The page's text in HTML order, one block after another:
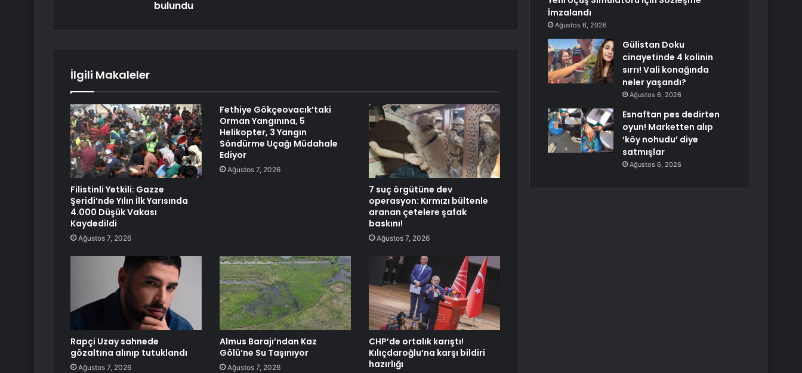
bulundu
İlgili Makaleler
Filistinli Yetkili: Gazze
Şeridi’nde Yılın İlk Yarısında
4.000 Düşük Vakası
Kaydedildi
Ağustos 7, 2026
Fethiye Gökçeovacık’taki
Orman Yangınına, 5
Helikopter, 3 Yangın
Söndürme Uçağı Müdahale
Ediyor
Ağustos 7, 2026
7 suç örgütüne dev
operasyon: Kırmızı bültenle
aranan çetelere şafak
baskını!
Ağustos 7, 2026
Rapçi Uzay sahnede
gözaltına alınıp tutuklandı
Ağustos 7, 2026
Almus Barajı’ndan Kaz
Gölü’ne Su Taşınıyor
Ağustos 7, 2026
CHP’de ortalık karıştı!
Kılıçdaroğlu’na karşı bildiri
hazırlığı
İmzalandı
Ağustos 6, 2026
Gülistan Doku
cinayetinde 4 kolinin
sırrı! Vali konağında
neler yaşandı?
Ağustos 6, 2026
Esnaftan pes dedirten
oyun! Marketten alıp
‘köy nohudu’ diye
satmışlar
Ağustos 6, 2026